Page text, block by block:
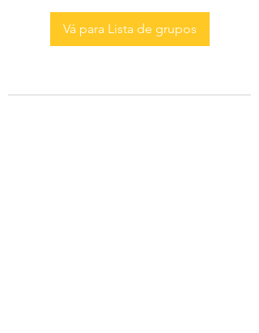
Vá para Lista de grupos